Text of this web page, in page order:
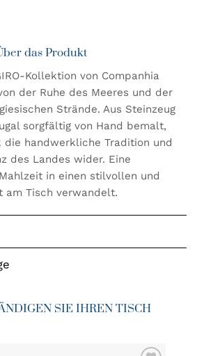
das Produkt
Kollektion von Companhia
der Ruhe des Meeres und der
Strände. Aus Steinzeug
sorgfältig von Hand bemalt,
die handwerkliche Tradition und
des Landes wider. Eine
in einen stilvollen und
am Tisch verwandelt.
SIE IHREN TISCH